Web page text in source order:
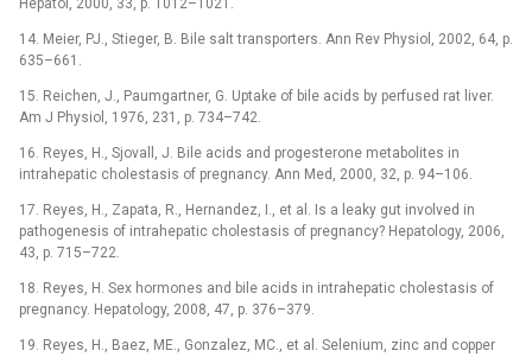
Hepatol, 2000, 33, p. 1012–1021.
14. Meier, PJ., Stieger, B. Bile salt transporters. Ann Rev Physiol, 2002, 64, p.
635–661.
15. Reichen, J., Paumgartner, G. Uptake of bile acids by perfused rat liver.
Am J Physiol, 1976, 231, p. 734–742.
16. Reyes, H., Sjovall, J. Bile acids and progesterone metabolites in
intrahepatic cholestasis of pregnancy. Ann Med, 2000, 32, p. 94–106.
17. Reyes, H., Zapata, R., Hernandez, I., et al. Is a leaky gut involved in
pathogenesis of intrahepatic cholestasis of pregnancy? Hepatology, 2006,
43, p. 715–722.
18. Reyes, H. Sex hormones and bile acids in intrahepatic cholestasis of
pregnancy. Hepatology, 2008, 47, p. 376–379.
19. Reyes, H., Baez, ME., Gonzalez, MC., et al. Selenium, zinc and copper